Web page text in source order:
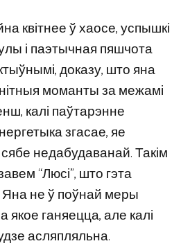
квітнее ў хаосе, успышкі
і паэтычная пяшчота
доказу, што яна
моманты за межамі
калі паўтарэнне
згасае, яе
недабудаванай. Такім
“Люсі”, што гэта
Яна не ў поўнай меры
ганяецца, але калі
асляпляльна.